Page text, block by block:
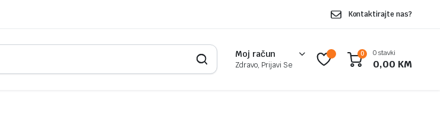
Kontaktirajte nas?
Moj račun
Zdravo, Prijavi Se
0 0 stavki
0,00 KM